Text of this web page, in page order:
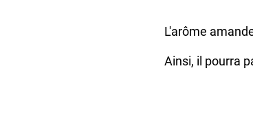
L'arôme
Ainsi, il pourra